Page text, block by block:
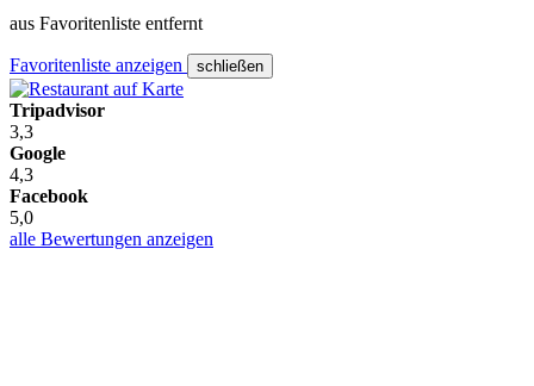
aus Favoritenliste entfernt
Favoritenliste anzeigen schließen
Tripadvisor
3,3
Google
4,3
Facebook
5,0
alle Bewertungen anzeigen